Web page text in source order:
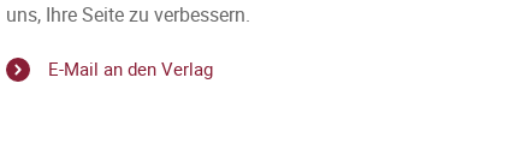
uns, Ihre Seite zu verbessern.
E-Mail an den Verlag